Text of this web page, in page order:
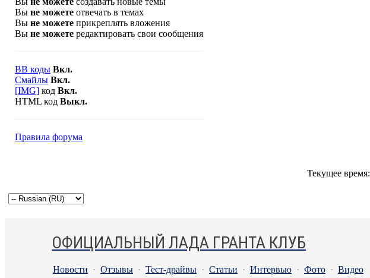
Вы не можете отвечать в темах
Вы не можете прикреплять вложения
Вы не можете редактировать свои сообщения
BB коды Вкл.
Смайлы Вкл.
[IMG] код Вкл.
HTML код Выкл.
Правила форума
Текущее время:
ОФИЦИАЛЬНЫЙ ЛАДА ГРАНТА КЛУБ
Новости · Отзывы · Тест-драйвы · Статьи · Интервью · Фото · Видео